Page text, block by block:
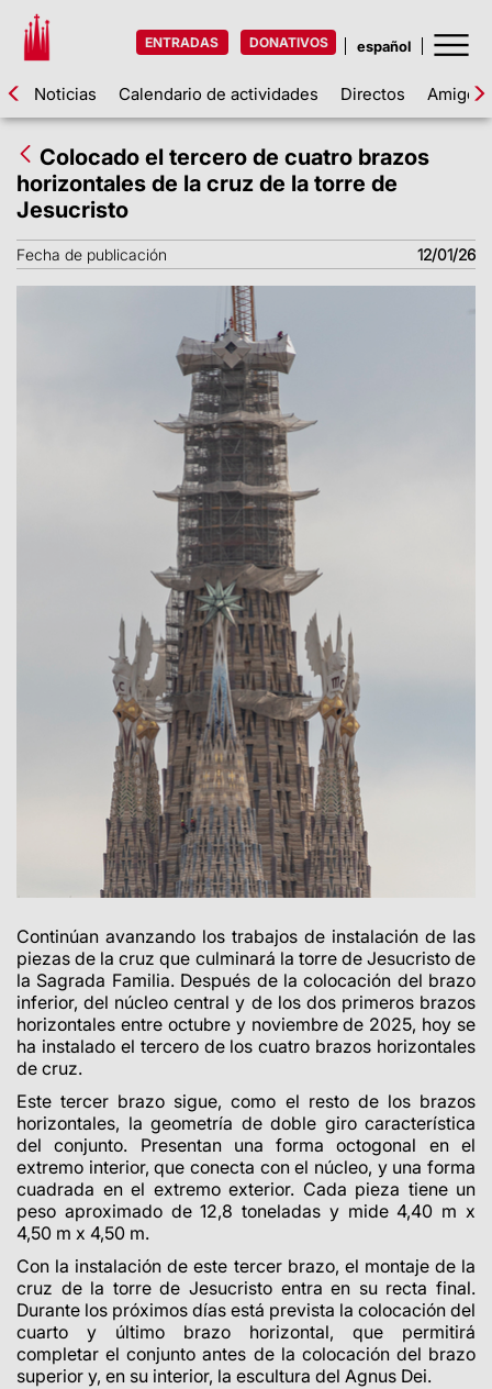
ENTRADAS DONATIVOS
Noticias Calendario de actividades Directos Amigos
Colocado el tercero de cuatro brazos
horizontales de la cruz de la torre de
Jesucristo
Fecha de publicación 12/01/26
Continúan avanzando los trabajos de instalación de las
piezas de la cruz que culminará la torre de Jesucristo de
la Sagrada Familia. Después de la colocación del brazo
inferior, del núcleo central y de los dos primeros brazos
horizontales entre octubre y noviembre de 2025, hoy se
ha instalado el tercero de los cuatro brazos horizontales
de cruz.
Este tercer brazo sigue, como el resto de los brazos
horizontales, la geometría de doble giro característica
del conjunto. Presentan una forma octogonal en el
extremo interior, que conecta con el núcleo, y una forma
cuadrada en el extremo exterior. Cada pieza tiene un
peso aproximado de 12,8 toneladas y mide 4,40 m x
4,50 m x 4,50 m.
Con la instalación de este tercer brazo, el montaje de la
cruz de la torre de Jesucristo entra en su recta final.
Durante los próximos días está prevista la colocación del
cuarto y último brazo horizontal, que permitirá
completar el conjunto antes de la colocación del brazo
superior y, en su interior, la escultura del Agnus Dei.